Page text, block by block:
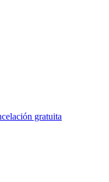
gratuita